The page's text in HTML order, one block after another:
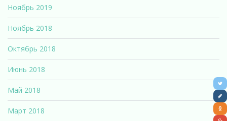
Ноябрь 2019
Ноябрь 2018
Октябрь 2018
Июнь 2018
Май 2018
Март 2018